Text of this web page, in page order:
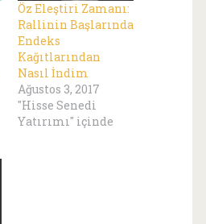
Öz Eleştiri Zamanı:
Rallinin Başlarında
Endeks
Kağıtlarından
Nasıl İndim
Ağustos 3, 2017
"Hisse Senedi
Yatırımı" içinde